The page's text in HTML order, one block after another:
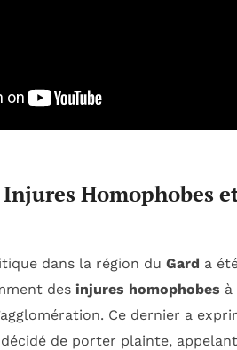
Homophobes
dans la région du Gard a
des injures homophobes à
Ce dernier a
de porter plainte,